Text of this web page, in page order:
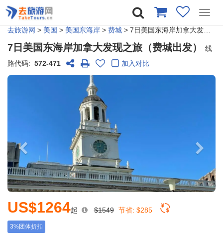
去旅游网 > 美国 > 美国东海岸 > 费城 > 7日美国东海岸加拿大发现之旅（费城出发）
7日美国东海岸加拿大发现之旅（费城出发）
线
路代码: 572-471 加入对比
US$1264起 $1549 节省: $285
3%团体折扣